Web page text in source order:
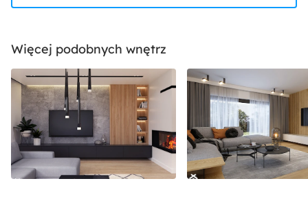
Więcej podobnych wnętrz